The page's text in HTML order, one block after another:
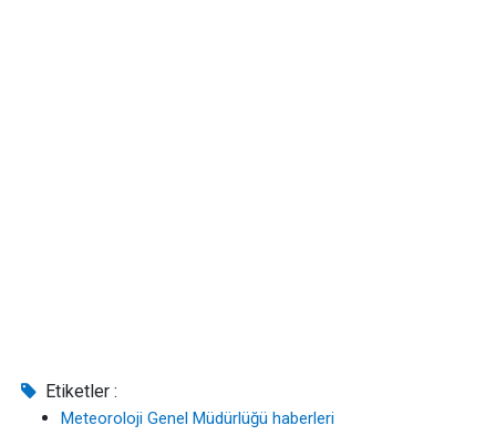
Etiketler :
Meteoroloji Genel Müdürlüğü haberleri